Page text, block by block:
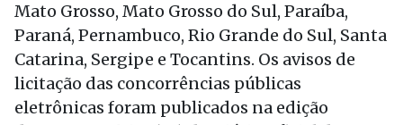
Mato Grosso, Mato Grosso do Sul, Paraíba,
Paraná, Pernambuco, Rio Grande do Sul, Santa
Catarina, Sergipe e Tocantins. Os avisos de
licitação das concorrências públicas
eletrônicas foram publicados na edição